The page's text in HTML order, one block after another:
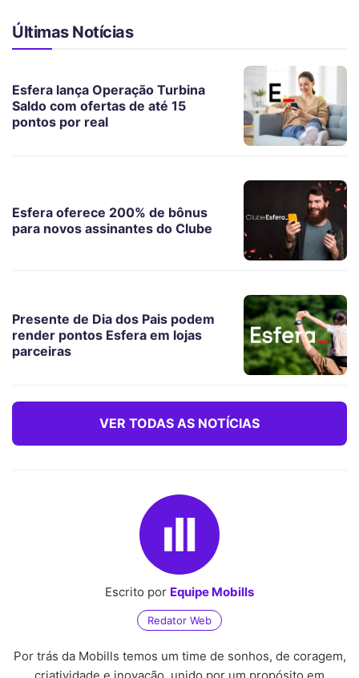
Últimas Notícias
Esfera lança Operação Turbina
Saldo com ofertas de até 15
pontos por real
Esfera oferece 200% de bônus
para novos assinantes do Clube
Presente de Dia dos Pais podem
render pontos Esfera em lojas
parceiras
VER TODAS AS NOTÍCIAS
Escrito por Equipe Mobills
Redator Web
Por trás da Mobills temos um time de sonhos, de coragem,